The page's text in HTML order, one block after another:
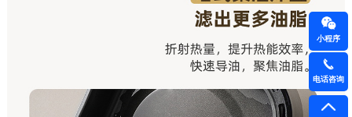
小程序
电话咨询